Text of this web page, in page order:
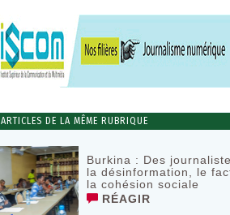
ARTICLES DE LA MÊME RUBRIQUE
Burkina : Des
la désinformation, le
la cohésion sociale
RÉAGIR